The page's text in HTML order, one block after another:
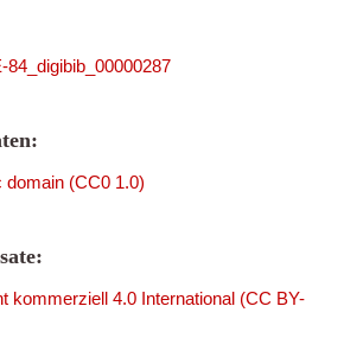
domain (CC0 1.0)
kommerziell 4.0 International (CC BY-